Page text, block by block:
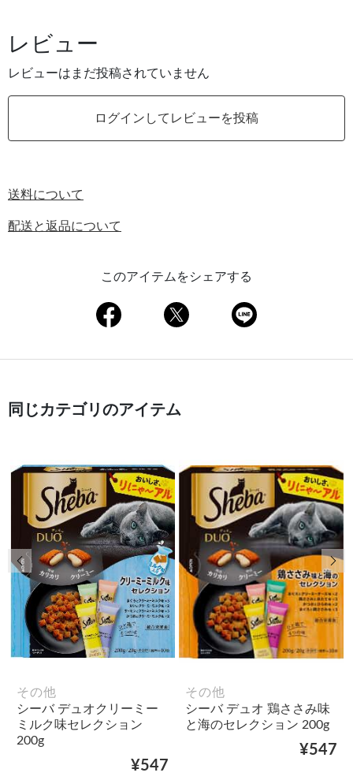
レビュー
レビューはまだ投稿されていません
ログインしてレビューを投稿
送料について
配送と返品について
このアイテムをシェアする
同じカテゴリのアイテム
その他
シーバ デュオクリーミー
ミルク味セレクション
200g
¥547
その他
シーバ デュオ 鶏ささみ味
と海のセレクション 200g
¥547
前の画像 次